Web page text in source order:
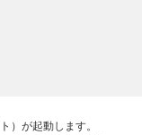
）が起動します。